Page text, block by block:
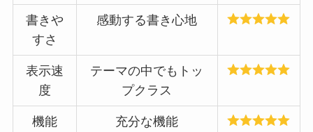
書きや
すさ
感動する書き心地
表示速
度
テーマの中でもトッ
プクラス
機能 充分な機能